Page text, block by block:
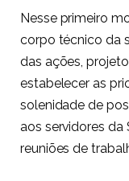
Nesse primeiro
corpo técnico da
das ações,
estabelecer as
solenidade de
aos servidores da
reuniões de